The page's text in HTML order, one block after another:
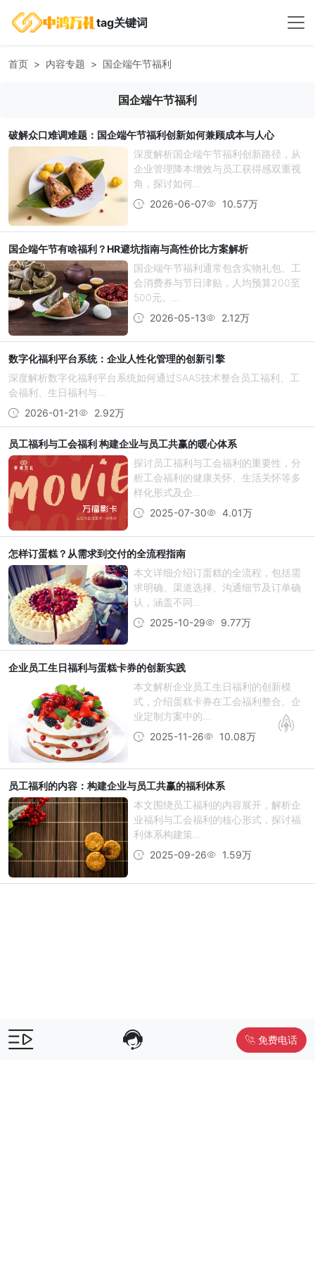
tag关键词
首页 内容专题 国企端午节福利
国企端午节福利
破解众口难调难题：国企端午节福利创新如何兼顾成本与人心
深度解析国企端午节福利创新路径，从
企业管理降本增效与员工获得感双重视
角，探讨如何...
2026-06-07
10.57万
国企端午节有啥福利？HR避坑指南与高性价比方案解析
国企端午节福利通常包含实物礼包、工
会消费券与节日津贴，人均预算200至
500元。...
2026-05-13
2.12万
数字化福利平台系统：企业人性化管理的创新引擎
深度解析数字化福利平台系统如何通过SAAS技术整合员工福利、工
会福利、生日福利与...
2026-01-21
2.92万
员工福利与工会福利 构建企业与员工共赢的暖心体系
探讨员工福利与工会福利的重要性，分
析工会福利的健康关怀、生活关怀等多
样化形式及企...
2025-07-30
4.01万
怎样订蛋糕？从需求到交付的全流程指南
本文详细介绍订蛋糕的全流程，包括需
求明确、渠道选择、沟通细节及订单确
认，涵盖不同...
2025-10-29
9.77万
企业员工生日福利与蛋糕卡券的创新实践
本文解析企业员工生日福利的创新模
式，介绍蛋糕卡券在工会福利整合、企
业定制方案中的...
2025-11-26
10.08万
员工福利的内容：构建企业与员工共赢的福利体系
本文围绕员工福利的内容展开，解析企
业福利与工会福利的核心形式，探讨福
利体系构建策...
2025-09-26
1.59万
免费电话